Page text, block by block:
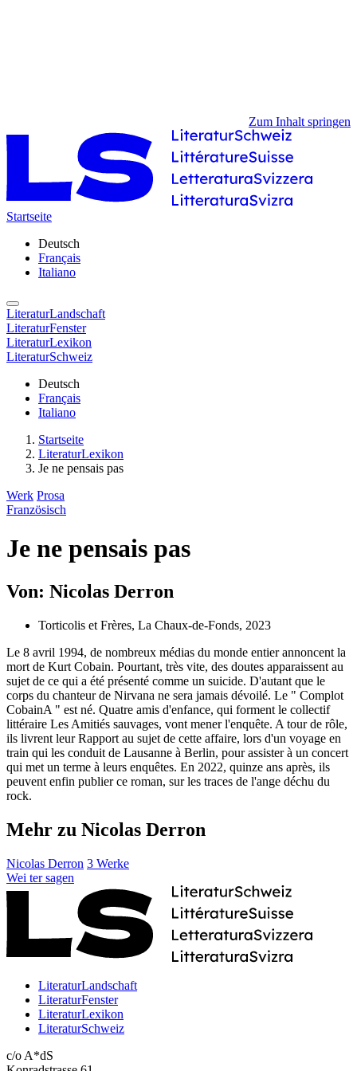
Zum Inhalt springen
Startseite
Deutsch
Français
Italiano
LiteraturLandschaft
LiteraturFenster
LiteraturLexikon
LiteraturSchweiz
Deutsch
Français
Italiano
Startseite
LiteraturLexikon
Je ne pensais pas
Werk Prosa
Französisch
Je ne pensais pas
Von: Nicolas Derron
Torticolis et Frères, La Chaux-de-Fonds, 2023
Le 8 avril 1994, de nombreux médias du monde entier annoncent la
mort de Kurt Cobain. Pourtant, très vite, des doutes apparaissent au
sujet de ce qui a été présenté comme un suicide. D'autant que le
corps du chanteur de Nirvana ne sera jamais dévoilé. Le " Complot
CobainA " est né. Quatre amis d'enfance, qui forment le collectif
littéraire Les Amitiés sauvages, vont mener l'enquête. A tour de rôle,
ils livrent leur Rapport au sujet de cette affaire, lors d'un voyage en
train qui les conduit de Lausanne à Berlin, pour assister à un concert
qui met un terme à leurs enquêtes. En 2022, quinze ans après, ils
peuvent enfin publier ce roman, sur les traces de l'ange déchu du
rock.
Mehr zu Nicolas Derron
Nicolas Derron 3 Werke
Wei ter sagen
LiteraturLandschaft
LiteraturFenster
LiteraturLexikon
LiteraturSchweiz
c/o A*dS